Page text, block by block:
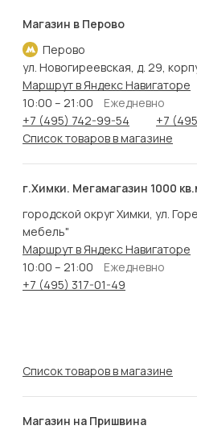
Магазин в Перово
Перово
ул. Новогиреевская, д. 29,
Маршрут в Яндекс Навигаторе
10:00 – 21:00
Ежедневно
+7 (495) 742-99-54
+7
Список товаров в магазине
г.Химки. Мегамагазин 1000
городской округ Химки, ул.
мебель"
Маршрут в Яндекс Навигаторе
10:00 – 21:00
Ежедневно
+7 (495) 317-01-49
Список товаров в магазине
Магазин на Пришвина